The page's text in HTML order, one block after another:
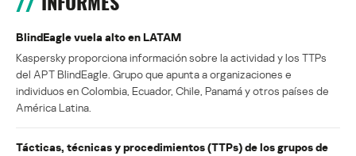
BlindEagle vuela alto en LATAM
Kaspersky proporciona información sobre la actividad y los TTPs
del APT BlindEagle. Grupo que apunta a organizaciones e
individuos en Colombia, Ecuador, Chile, Panamá y otros países de
América Latina.
Tácticas, técnicas y procedimientos (TTPs) de los grupos de